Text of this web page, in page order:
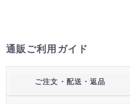
通販ご利用ガイド
ご注文・配送・返品